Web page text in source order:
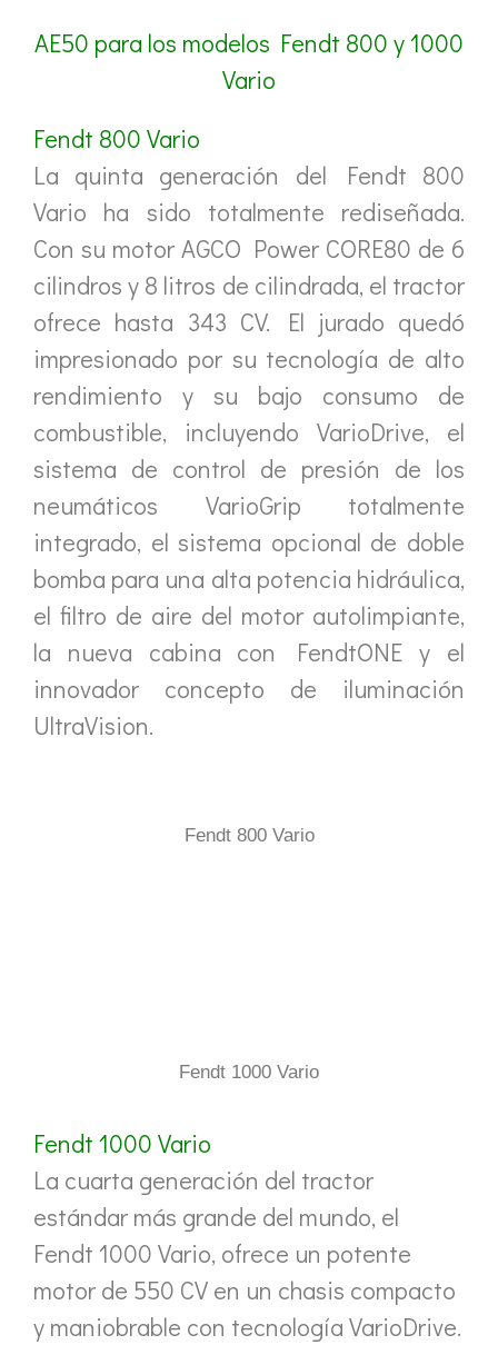
AE50 para los modelos Fendt 800 y 1000
Vario
Fendt 800 Vario
La quinta generación del Fendt 800
Vario ha sido totalmente rediseñada.
Con su motor AGCO Power CORE80 de 6
cilindros y 8 litros de cilindrada, el tractor
ofrece hasta 343 CV. El jurado quedó
impresionado por su tecnología de alto
rendimiento y su bajo consumo de
combustible, incluyendo VarioDrive, el
sistema de control de presión de los
neumáticos VarioGrip totalmente
integrado, el sistema opcional de doble
bomba para una alta potencia hidráulica,
el filtro de aire del motor autolimpiante,
la nueva cabina con FendtONE y el
innovador concepto de iluminación
UltraVision.
Fendt 800 Vario
Fendt 1000 Vario
Fendt 1000 Vario
La cuarta generación del tractor
estándar más grande del mundo, el
Fendt 1000 Vario, ofrece un potente
motor de 550 CV en un chasis compacto
y maniobrable con tecnología VarioDrive.